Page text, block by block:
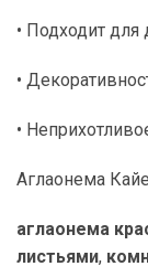
• Подходит
•
•
Аглаонема
аглаонема
листьями,